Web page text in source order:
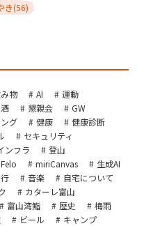
き(56)
物 AI
運動
懇親会
GW
グ 健康
健康診断
セキュリティ
ンフラ
登山
Felo miriCanvas
生成AI
音楽
自宅について
カターレ富山
富山湾鮨 歴史
梅雨
ビール
キャンプ